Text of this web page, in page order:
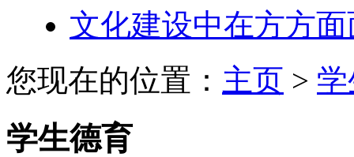
文化建设中在方方
您现在的位置： 主页 >
学生德育